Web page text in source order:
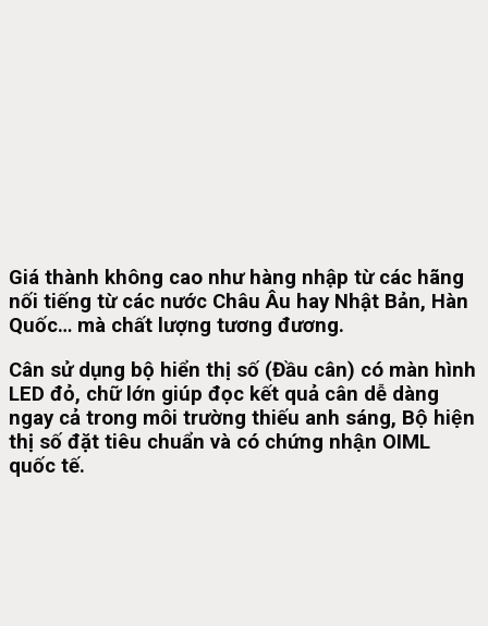
Giá thành không cao như hàng nhập từ các hãng
nối tiếng từ các nước Châu Âu hay Nhật Bản, Hàn
Quốc… mà chất lượng tương đương.
Cân sử dụng bộ hiển thị số (Đầu cân) có màn hình
LED đỏ, chữ lớn giúp đọc kết quả cân dễ dàng
ngay cả trong môi trường thiếu anh sáng, Bộ hiện
thị số đặt tiêu chuẩn và có chứng nhận OIML
quốc tế.